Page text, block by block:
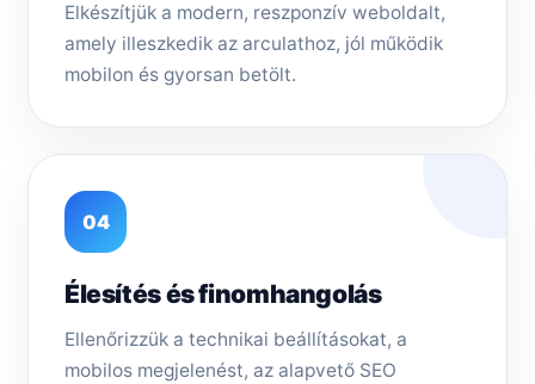
Elkészítjük a modern, reszponzív weboldalt,
amely illeszkedik az arculathoz, jól működik
mobilon és gyorsan betölt.
04
Élesítés és finomhangolás
Ellenőrizzük a technikai beállításokat, a
mobilos megjelenést, az alapvető SEO